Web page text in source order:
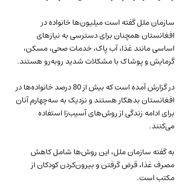
سازمان ملل گفته است میلیون‌ها خانواده در
افغانستان همچنان برای دسترسی به نیازهای
اساسی مانند غذا، آب پاک، خدمات صحی، مسکن،
گرمایش و پوشاک با مشکلات شدید روبه‌رو هستند.
در گزارش آمده است که بیش از 80 درصد خانواده‌ها در
افغانستان بدهکار هستند و نزدیک به سه‌چهارم آنان
برای ادامه زندگی از روش‌های آسیب‌زا استفاده
می‌کنند.
به گفته سازمان ملل، این روش‌ها شامل کاهش
مصرف غذا، قرض گرفتن و بیرون‌کردن کودکان از
مکتب است.